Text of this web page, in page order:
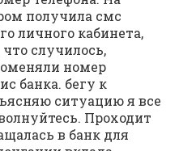
получила смс
личного кабинета,
случилось,
номер
банка. бегу к
ситуацию я все
Проходит
в банк для